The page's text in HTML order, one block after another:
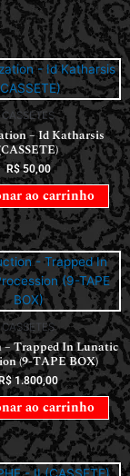
CASSETES
– Id Katharsis
R$50,00
ao carrinho
CASSETES
– Trapped In Lunatic
(9-TAPE BOX)
1.800,00
ao carrinho